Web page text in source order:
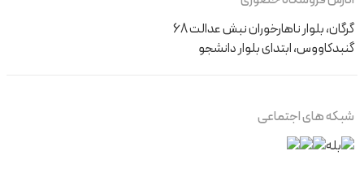
گرگان، بلوار ناهارخوران نبش عدالت 68
گنبدکاووس، ابتدای بلوار دانشجو
شبکه های اجتماعی